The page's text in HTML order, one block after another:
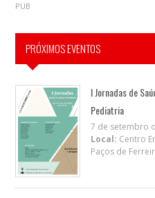
PUB
PRÓXIMOS EVENTOS
I Jornadas de
Pediatria
7 de setembro
Local: Centro
Paços de